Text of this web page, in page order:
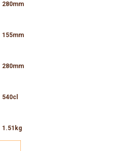
280mm
155mm
280mm
540cl
1.51kg